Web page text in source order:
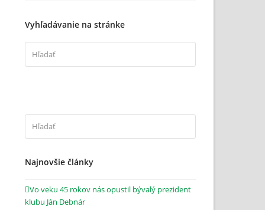
Vyhľadávanie na stránke
Najnovšie články
Vo veku 45 rokov nás opustil bývalý prezident
klubu Ján Debnár